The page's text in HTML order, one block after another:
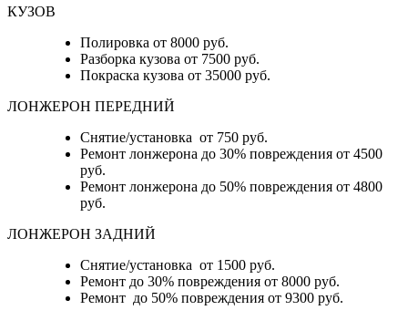
КУЗОВ
Полировка от 8000 руб.
Разборка кузова от 7500 руб.
Покраска кузова от 35000 руб.
ЛОНЖЕРОН ПЕРЕДНИЙ
Снятие/установка от 750 руб.
Ремонт лонжерона до 30% повреждения от 4500
руб.
Ремонт лонжерона до 50% повреждения от 4800
руб.
ЛОНЖЕРОН ЗАДНИЙ
Снятие/установка от 1500 руб.
Ремонт до 30% повреждения от 8000 руб.
Ремонт до 50% повреждения от 9300 руб.